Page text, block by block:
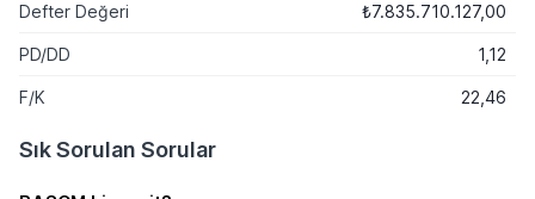
Defter Değeri ₺7.835.710.127,00
PD/DD 1,12
F/K 22,46
Sık Sorulan Sorular